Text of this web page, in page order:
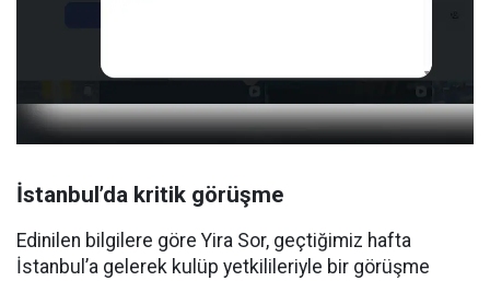
İstanbul’da kritik görüşme
Edinilen bilgilere göre Yira Sor, geçtiğimiz hafta
İstanbul’a gelerek kulüp yetkilileriyle bir görüşme